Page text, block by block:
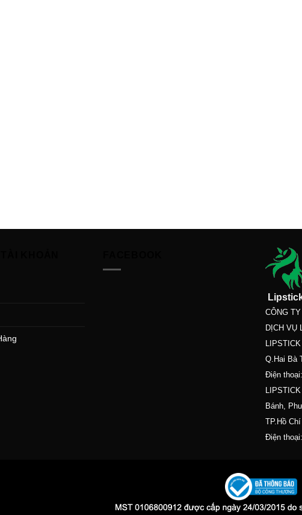
CÔNG
DỊCH VỤ
Q.Hai Bà
Điện thoại:
Bánh,
TP.Hồ Chí
Điện thoại: